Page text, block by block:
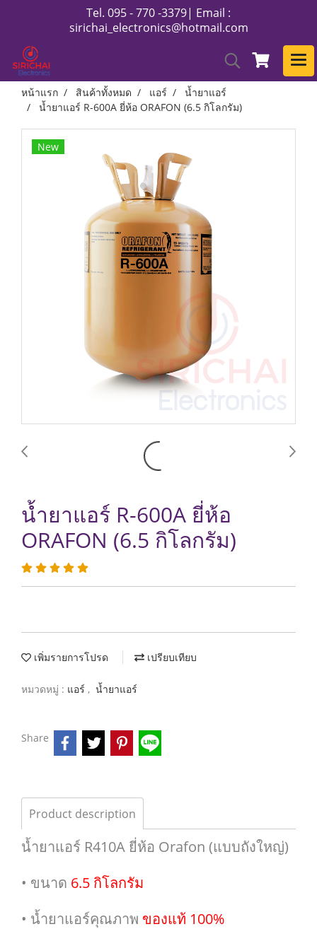
Tel. 095 - 770 -3379| Email :
sirichai_electronics@hotmail.com
หน้าแรก สินค้าทั้งหมด แอร์
น้ำยาแอร์
น้ำยาแอร์ R-600A ยี่ห้อ ORAFON (6.5 กิโลกรัม)
New
น้ำยาแอร์ R-600A ยี่ห้อ
ORAFON (6.5 กิโลกรัม)
เพิ่มรายการโปรด เปรียบเทียบ
หมวดหมู่ : แอร์ , น้ำยาแอร์
Share
Product description
น้ำยาแอร์ R410A ยี่ห้อ Orafon (แบบถังใหญ่)
• ขนาด 6.5 กิโลกรัม
• น้ำยาแอร์คุณภาพ ของแท้ 100%